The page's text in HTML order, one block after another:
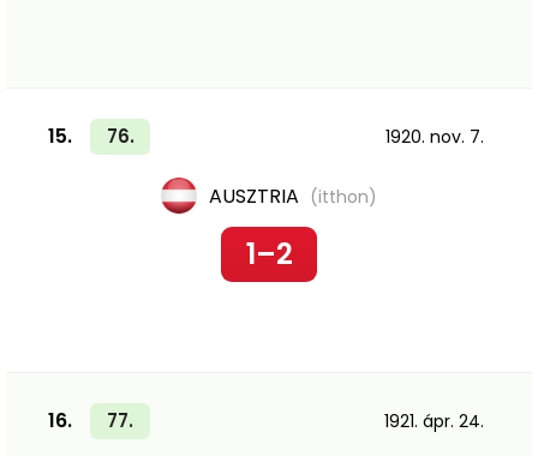
15. 76. 1920. nov. 7.
AUSZTRIA (itthon)
1–2
16. 77. 1921. ápr. 24.